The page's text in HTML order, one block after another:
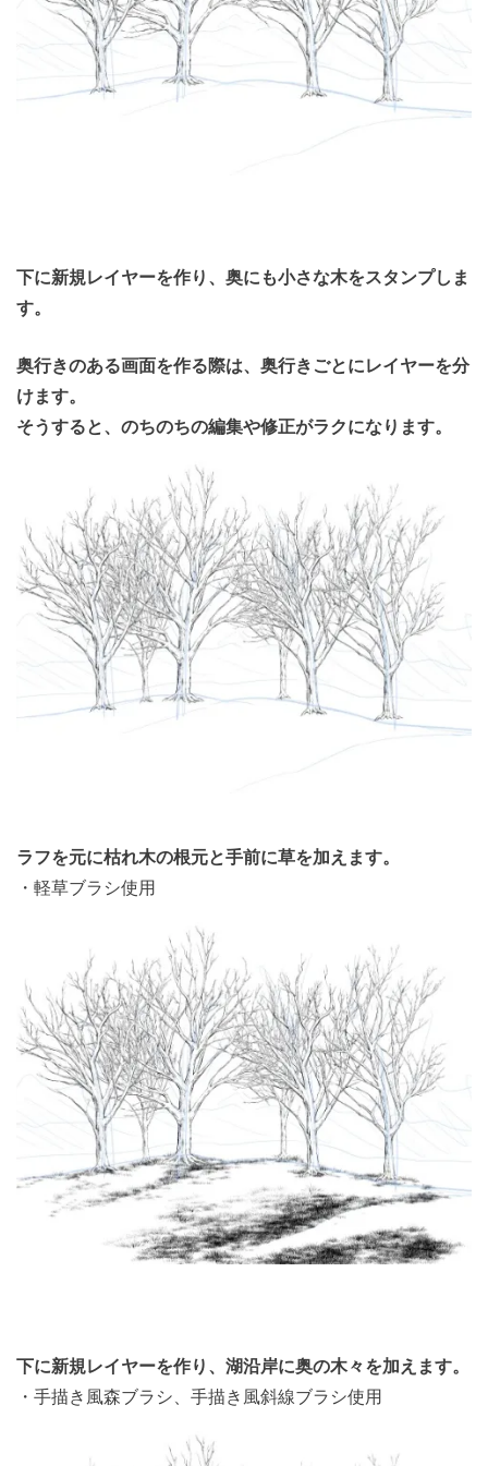
下に新規レイヤーを作り、奥にも小さな木をスタンプしま
す。
奥行きのある画面を作る際は、奥行きごとにレイヤーを分
けます。
そうすると、のちのちの編集や修正がラクになります。
ラフを元に枯れ木の根元と手前に草を加えます。
・軽草ブラシ使用
下に新規レイヤーを作り、湖沿岸に奥の木々を加えます。
・手描き風森ブラシ、手描き風斜線ブラシ使用